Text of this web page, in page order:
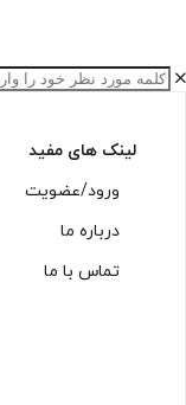
لینک های مفید
ورود/عضویت
درباره ما
تماس با ما